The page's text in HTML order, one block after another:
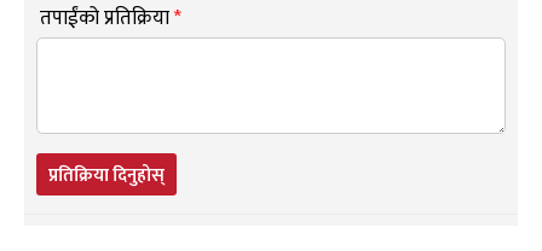
तपाईंको प्रतिक्रिया*
प्रतिक्रिया दिनुहोस्